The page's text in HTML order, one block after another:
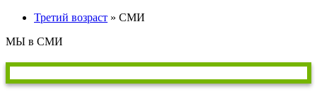
Третий возраст » СМИ
МЫ в СМИ